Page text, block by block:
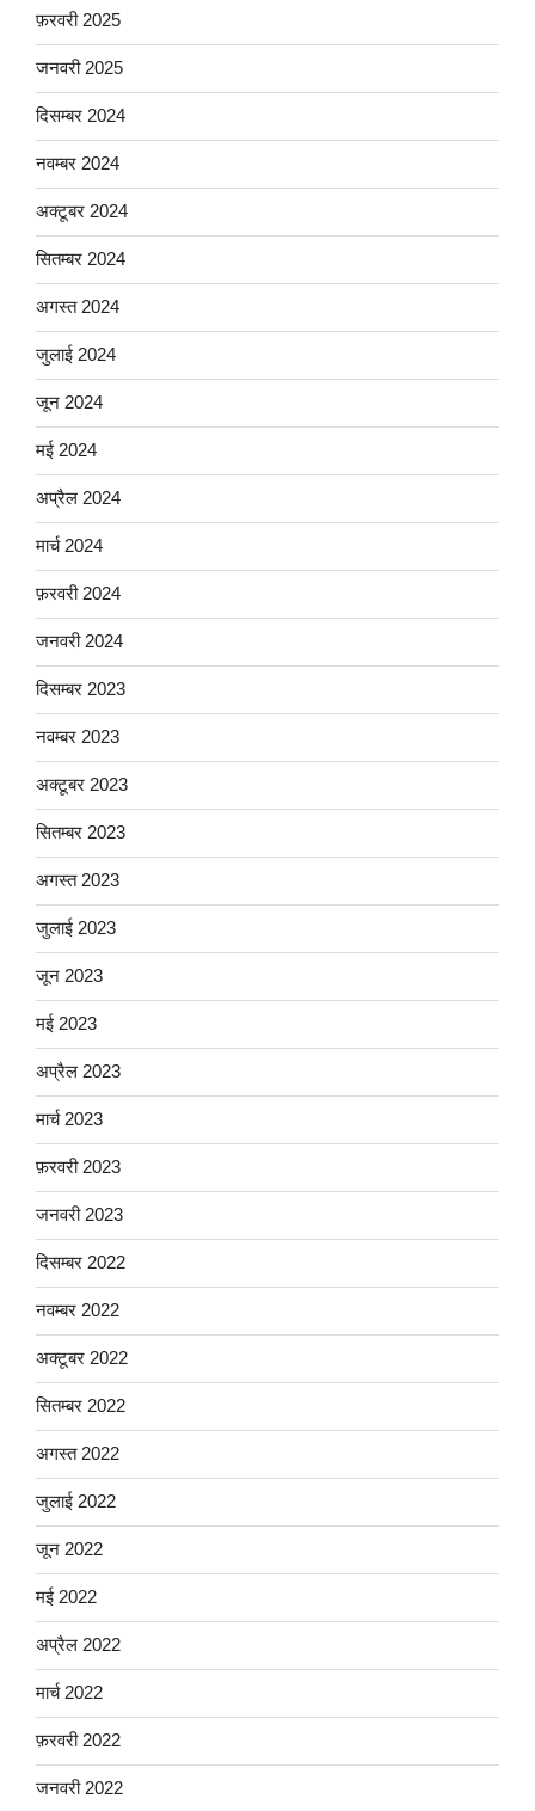
फ़रवरी 2025
जनवरी 2025
दिसम्बर 2024
नवम्बर 2024
अक्टूबर 2024
सितम्बर 2024
अगस्त 2024
जुलाई 2024
जून 2024
मई 2024
अप्रैल 2024
मार्च 2024
फ़रवरी 2024
जनवरी 2024
दिसम्बर 2023
नवम्बर 2023
अक्टूबर 2023
सितम्बर 2023
अगस्त 2023
जुलाई 2023
जून 2023
मई 2023
अप्रैल 2023
मार्च 2023
फ़रवरी 2023
जनवरी 2023
दिसम्बर 2022
नवम्बर 2022
अक्टूबर 2022
सितम्बर 2022
अगस्त 2022
जुलाई 2022
जून 2022
मई 2022
अप्रैल 2022
मार्च 2022
फ़रवरी 2022
जनवरी 2022